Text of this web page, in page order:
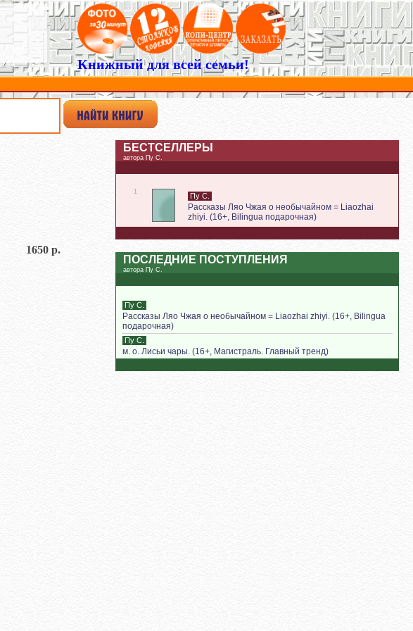
Книжный для всей семьи!
1650 р.
БЕСТСЕЛЛЕРЫ
автора Пу С.
1 Пу С.
Рассказы Ляо Чжая о необычайном = Liаozhаi
zhiyi. (16+, Bilingua подарочная)
ПОСЛЕДНИЕ ПОСТУПЛЕНИЯ
автора Пу С.
Пу С.
Рассказы Ляо Чжая о необычайном = Liаozhаi zhiyi. (16+, Bilingua
подарочная)
Пу С.
м. о. Лисьи чары. (16+, Магистраль. Главный тренд)